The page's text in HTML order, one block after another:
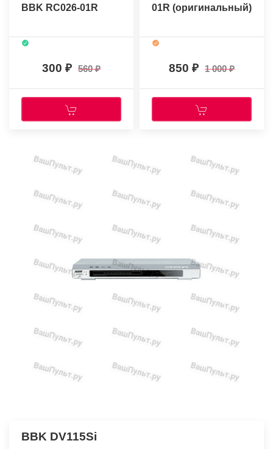
BBK RC026-01R
300 560
01R (оригинальный)
850 1 000
BBK DV115Si